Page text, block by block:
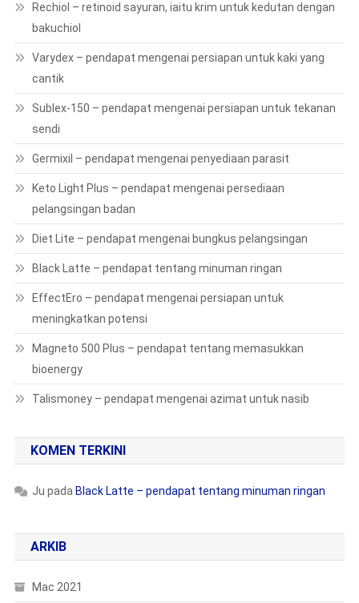
Rechiol – retinoid sayuran, iaitu krim untuk kedutan dengan
bakuchiol
Varydex – pendapat mengenai persiapan untuk kaki yang
cantik
Sublex-150 – pendapat mengenai persiapan untuk tekanan
sendi
Germixil – pendapat mengenai penyediaan parasit
Keto Light Plus – pendapat mengenai persediaan
pelangsingan badan
Diet Lite – pendapat mengenai bungkus pelangsingan
Black Latte – pendapat tentang minuman ringan
EffectEro – pendapat mengenai persiapan untuk
meningkatkan potensi
Magneto 500 Plus – pendapat tentang memasukkan
bioenergy
Talismoney – pendapat mengenai azimat untuk nasib
KOMEN TERKINI
Ju pada Black Latte – pendapat tentang minuman ringan
ARKIB
Mac 2021